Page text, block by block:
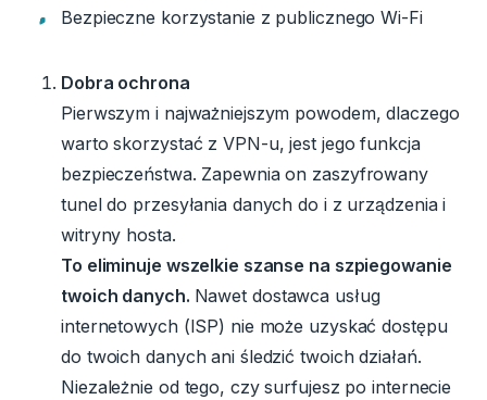
Bezpieczne korzystanie z publicznego Wi-Fi
Dobra ochrona
Pierwszym i najważniejszym powodem, dlaczego
warto skorzystać z VPN-u, jest jego funkcja
bezpieczeństwa. Zapewnia on zaszyfrowany
tunel do przesyłania danych do i z urządzenia i
witryny hosta.
To eliminuje wszelkie szanse na szpiegowanie
twoich danych. Nawet dostawca usług
internetowych (ISP) nie może uzyskać dostępu
do twoich danych ani śledzić twoich działań.
Niezależnie od tego, czy surfujesz po internecie